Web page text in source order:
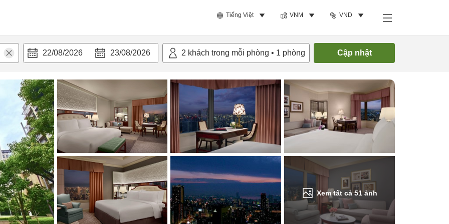
Tiếng Việt VNM VND
22/08/2026 23/08/2026 2 khách trong mỗi phòng • 1 phòng Cập nhật
Xem tất cả51ảnh
nghi Tìm phòng trống